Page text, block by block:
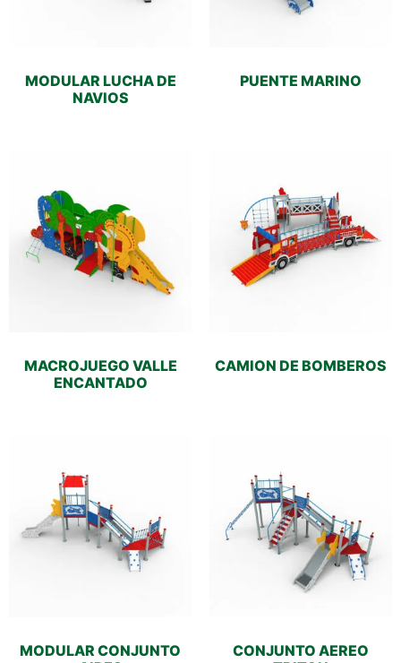
MODULAR LUCHA DE
NAVIOS
PUENTE MARINO
MACROJUEGO VALLE
ENCANTADO
CAMION DE BOMBEROS
MODULAR CONJUNTO
CONJUNTO AEREO